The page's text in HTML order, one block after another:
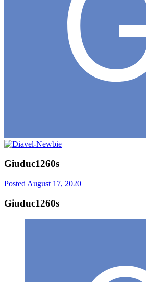
Giuduc1260s
Posted August 17, 2020
Giuduc1260s